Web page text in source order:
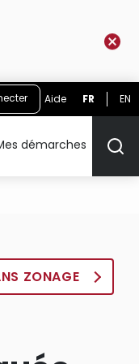
Aide FR EN
démarches
ZONAGE